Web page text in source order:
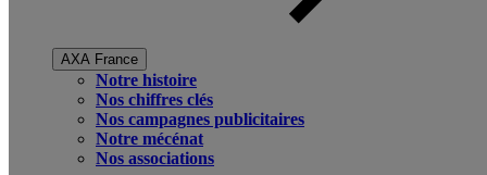
AXA France
Notre histoire
Nos chiffres clés
Nos campagnes publicitaires
Notre mécénat
Nos associations